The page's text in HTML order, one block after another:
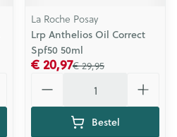
La Roche Posay
Lrp Anthelios Oil Correct
Spf50 50ml
€ 29,95
€ 20,97
Bestel